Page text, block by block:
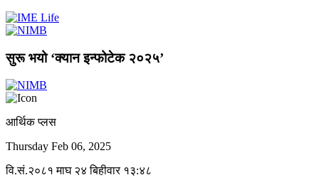
सुरू भयो ‘क्यान इन्फोटेक २०२५’
आर्थिक प्लस
Thursday Feb 06, 2025
वि.सं.२०८१ माघ २४ बिहीवार १३:४८